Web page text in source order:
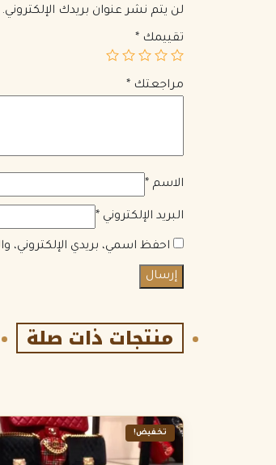
لن يتم نشر عنوان بريدك الإلكتروني.
تقييمك *
مراجعتك *
الاسم *
البريد الإلكتروني *
احفظ اسمي، بريدي الإلكتروني،
منتجات ذات صلة
تخفيض!